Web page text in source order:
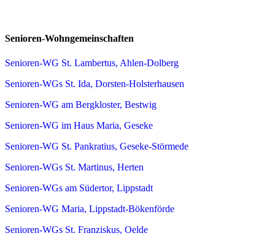
Senioren-Wohngemeinschaften
Senioren-WG St. Lambertus, Ahlen-Dolberg
Senioren-WGs St. Ida, Dorsten-Holsterhausen
Senioren-WG am Bergkloster, Bestwig
Senioren-WG im Haus Maria, Geseke
Senioren-WG St. Pankratius, Geseke-Störmede
Senioren-WGs St. Martinus, Herten
Senioren-WGs am Südertor, Lippstadt
Senioren-WG Maria, Lippstadt-Bökenförde
Senioren-WGs St. Franziskus, Oelde